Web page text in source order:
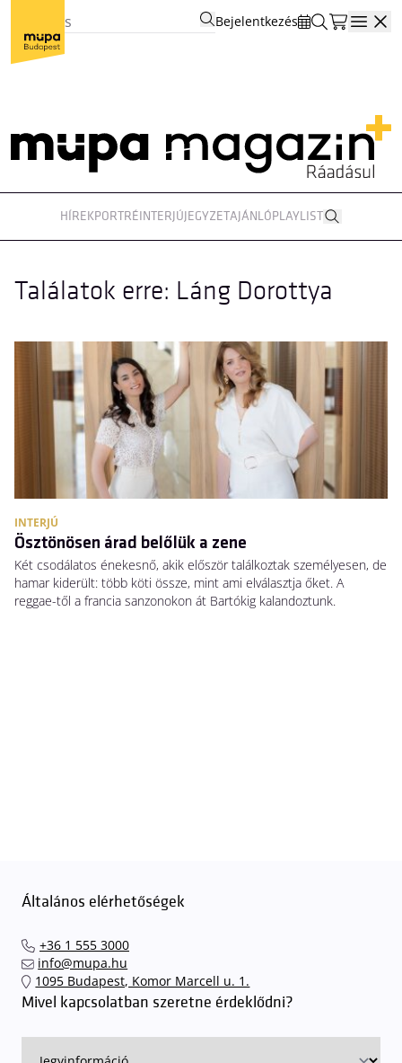
Bejelentkezés
HÍREKPORTRÉINTERJÚJEGYZETAJÁNLÓPLAYLIST
Találatok erre: Láng Dorottya
INTERJÚ
Ösztönösen árad belőlük a zene
Két csodálatos énekesnő, akik először találkoztak személyesen, de
hamar kiderült: több köti össze, mint ami elválasztja őket. A
reggae-től a francia sanzonokon át Bartókig kalandoztunk.
Általános elérhetőségek
+36 1 555 3000
info@mupa.hu
1095 Budapest, Komor Marcell u. 1.
Mivel kapcsolatban szeretne érdeklődni?